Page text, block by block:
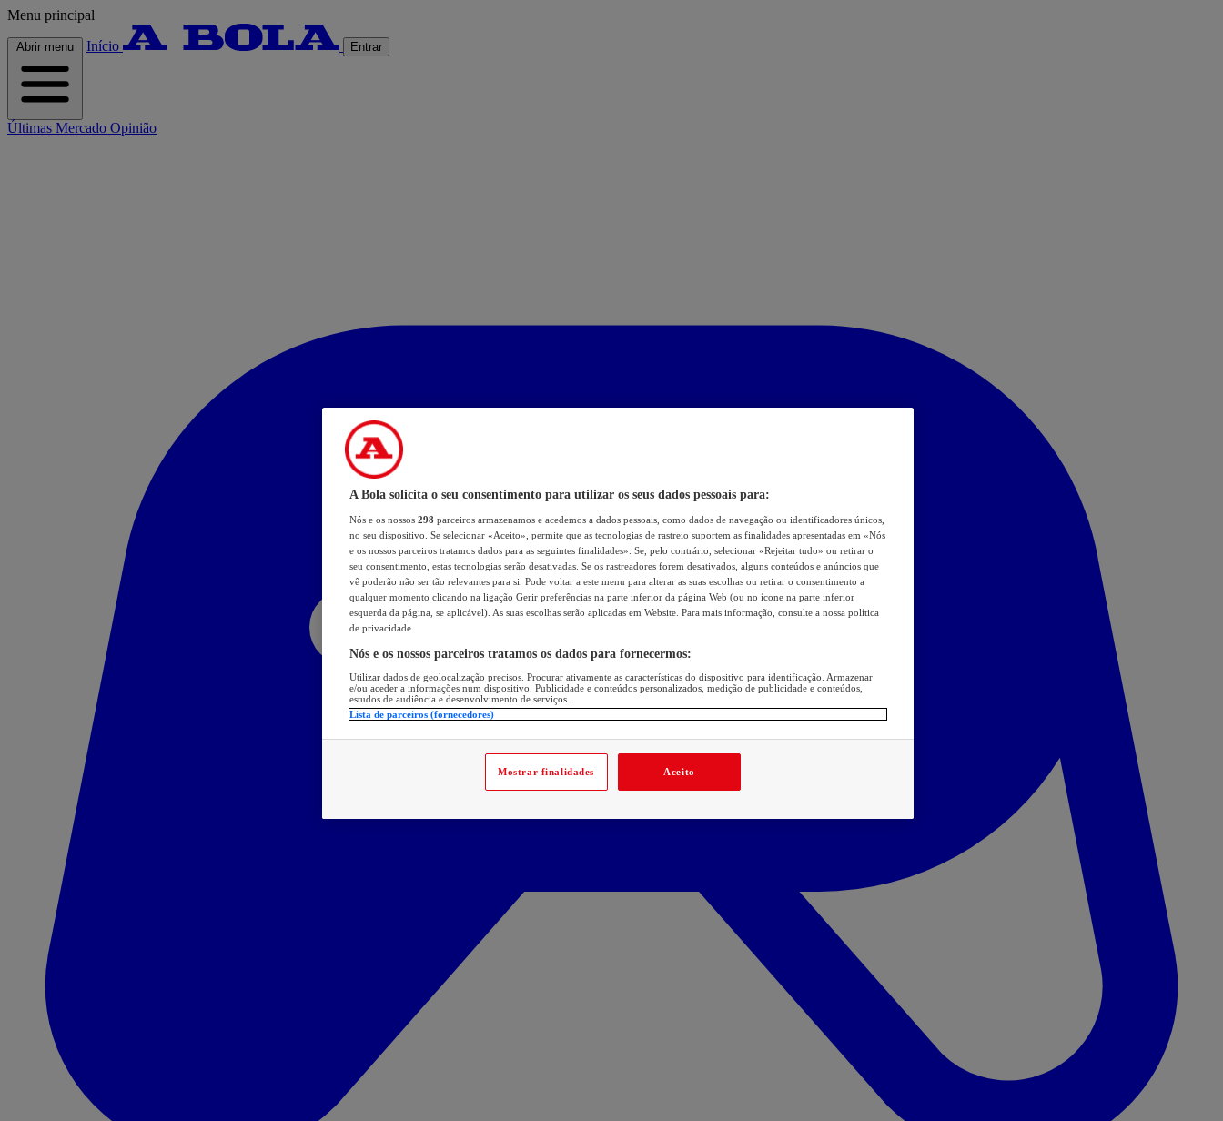
Menu principal
Abrir menu Início Entrar
Últimas Mercado Opinião
A Bola solicita o seu consentimento para utilizar os seus dados pessoais para:
Nós e os nossos 298 parceiros armazenamos e acedemos a dados pessoais, como dados de navegação ou identificadores únicos,
no seu dispositivo. Se selecionar «Aceito», permite que as tecnologias de rastreio suportem as finalidades apresentadas em «Nós
e os nossos parceiros tratamos dados para as seguintes finalidades». Se, pelo contrário, selecionar «Rejeitar tudo» ou retirar o
seu consentimento, estas tecnologias serão desativadas. Se os rastreadores forem desativados, alguns conteúdos e anúncios que
vê poderão não ser tão relevantes para si. Pode voltar a este menu para alterar as suas escolhas ou retirar o consentimento a
qualquer momento clicando na ligação Gerir preferências na parte inferior da página Web (ou no ícone na parte inferior
esquerda da página, se aplicável). As suas escolhas serão aplicadas em Website. Para mais informação, consulte a nossa política
de privacidade.
Nós e os nossos parceiros tratamos os dados para fornecermos:
Utilizar dados de geolocalização precisos. Procurar ativamente as características do dispositivo para identificação. Armazenar
e/ou aceder a informações num dispositivo. Publicidade e conteúdos personalizados, medição de publicidade e conteúdos,
estudos de audiência e desenvolvimento de serviços.
Lista de parceiros (fornecedores)
Mostrar finalidades Aceito